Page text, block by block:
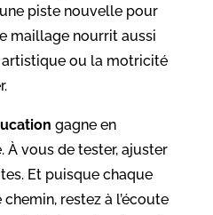
piste nouvelle pour
maillage nourrit aussi
artistique ou la motricité
gagne en
À vous de tester, ajuster
Et puisque chaque
restez à l’écoute